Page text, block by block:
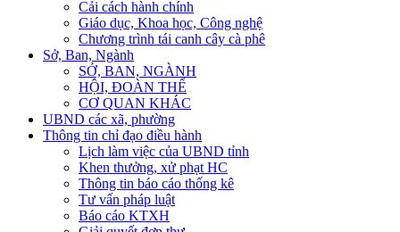
Cải cách hành chính
Giáo dục, Khoa học, Công nghệ
Chương trình tái canh cây cà phê
Sở, Ban, Ngành
SỞ, BAN, NGÀNH
HỘI, ĐOÀN THỂ
CƠ QUAN KHÁC
UBND các xã, phường
Thông tin chỉ đạo điều hành
Lịch làm việc của UBND tỉnh
Khen thưởng, xử phạt HC
Thông tin báo cáo thống kê
Tư vấn pháp luật
Báo cáo KTXH